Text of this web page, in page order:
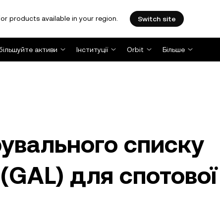
products available in your region. Switch site
активи Інституції Orbit Більше
списку
для спотової